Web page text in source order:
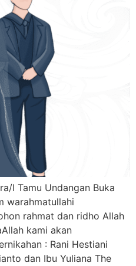
I Tamu Undangan Buka
warahmatullahi
rahmat dan ridho Allah
kami akan
: Rani Hestiani
dan Ibu Yuliana The